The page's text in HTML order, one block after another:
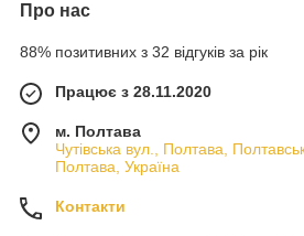
Про нас
88% позитивних з 32 відгуків за рік
Працює з 28.11.2020
м. Полтава
Чутівська вул., Полтава,
Полтава, Україна
Контакти